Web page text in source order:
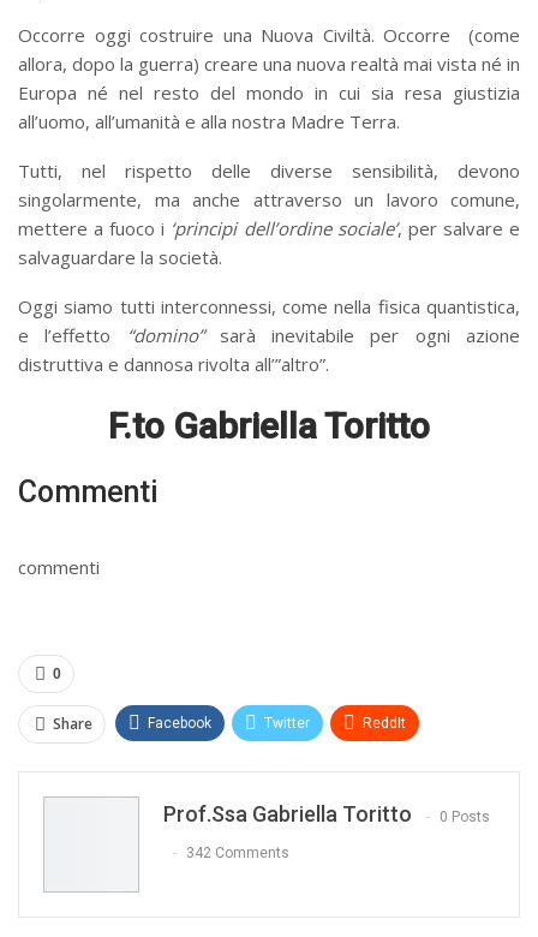
Occorre oggi costruire una Nuova Civiltà. Occorre (come
allora, dopo la guerra) creare una nuova realtà mai vista né in
Europa né nel resto del mondo in cui sia resa giustizia
all’uomo, all’umanità e alla nostra Madre Terra.
Tutti, nel rispetto delle diverse sensibilità, devono
singolarmente, ma anche attraverso un lavoro comune,
mettere a fuoco i ‘principi dell’ordine sociale’, per salvare e
salvaguardare la società.
Oggi siamo tutti interconnessi, come nella fisica quantistica,
e l’effetto
“domino”sarà inevitabile per ogni azione
distruttiva e dannosa rivolta all’”altro”.
F.to Gabriella Toritto
Commenti
commenti
0
Share Facebook Twitter ReddIt
Prof.ssa Gabriella Toritto 0 Posts
342 Comments